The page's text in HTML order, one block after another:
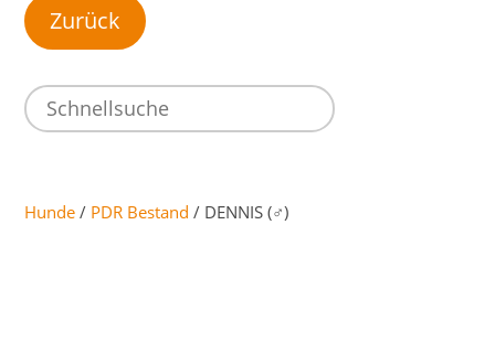
Hunde / PDR Bestand / DENNIS (♂)